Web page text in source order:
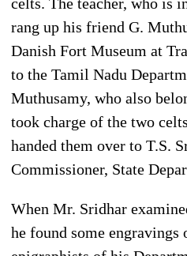
rang up his friend G.
Danish Fort Museum at
to the Tamil Nadu
Muthusamy, who also
took charge of the two
handed them over to T.S.
Commissioner, State
When Mr. Sridhar
he found some engravings